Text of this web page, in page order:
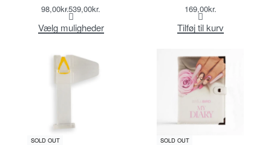
98,00kr.539,00kr.
Vælg muligheder
169,00kr.
Tilføj til kurv
SOLD OUT SOLD OUT